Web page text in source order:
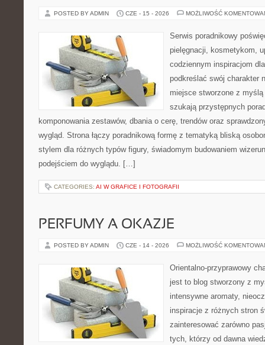
POSTED BY ADMIN CZE - 15 - 2026 MOŻLIWOŚĆ
Serwis poradnikowy
pielęgnacji, kosmetykom,
codziennym inspiracjom
podkreślać swój charakter
miejsce stworzone z
szukają przystępnych
komponowania zestawów, dbania o cerę, trendów oraz
wygląd. Strona łączy poradnikową formę z tematyką bliską
stylem dla różnych typów figury, świadomym budowaniem
podejściem do wyglądu. […]
CATEGORIES: AI W GRAFICE I FOTOGRAFII
PERFUMY A OKAZJE
POSTED BY ADMIN CZE - 14 - 2026 MOŻLIWOŚĆ
Orientalno-przyprawowy
jest to blog stworzony z
intensywne aromaty,
inspiracje z różnych stron
zainteresować zarówno
tych, którzy od dawna